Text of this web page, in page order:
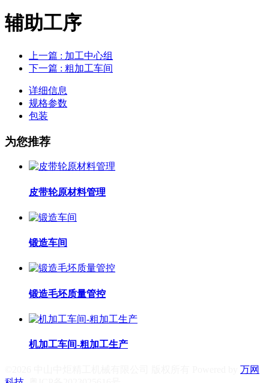
辅助工序
上一篇 : 加工中心组
下一篇 : 粗加工车间
详细信息
规格参数
包装
为您推荐
皮带轮原材料管理
锻造车间
锻造毛坯质量管控
机加工车间-粗加工生产
万网